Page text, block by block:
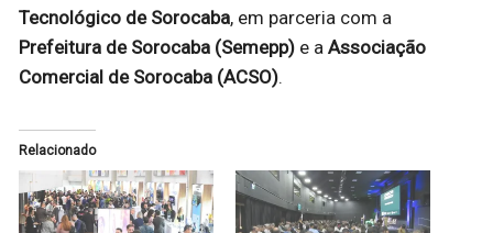
Tecnológico de Sorocaba, em parceria com a
Prefeitura de Sorocaba (Semepp) e a Associação
Comercial de Sorocaba (ACSO).
Relacionado